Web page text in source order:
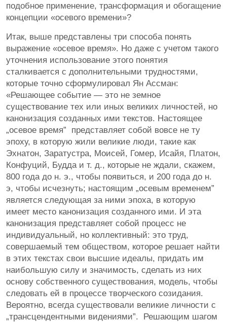
подобное применение, трансформация и обогащение
концепции «осевого времени»?
Итак, выше представлены три способа понять
выражение «осевое время». Но даже с учетом такого
уточнения использование этого понятия
сталкивается с дополнительными трудностями,
которые точно сформулировал Ян Ассман:
«Решающее событие — это не земное
существование тех или иных великих личностей, но
канонизация созданных ими текстов. Настоящее
„осевое время” представляет собой вовсе не ту
эпоху, в которую жили великие люди, такие как
Эхнатон, Заратустра, Моисей, Гомер, Исайя, Платон,
Конфуций, Будда и т. д., которые не ждали, скажем,
800 года до н. э., чтобы появиться, и 200 года до н.
э, чтобы исчезнуть; настоящим „осевым временем”
является следующая за ними эпоха, в которую
имеет место канонизация созданного ими. И эта
канонизация представляет собой процесс не
индивидуальный, но коллективный: это труд,
совершаемый тем обществом, которое решает найти
в этих текстах свои высшие идеалы, придать им
наибольшую силу и значимость, сделать из них
основу собственного существования, модель, чтобы
следовать ей в процессе творческого созидания.
Вероятно, всегда существовали великие личности с
„трансцендентными видениями”. Решающим шагом